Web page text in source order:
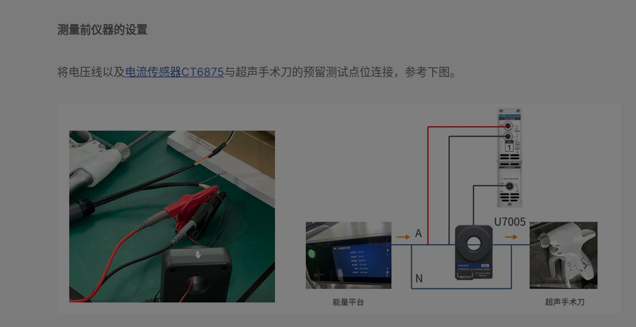
测量前仪器的设置
将电压线以及电流传感器CT6875与超声手术刀的预留测试点位连接，参考下图。